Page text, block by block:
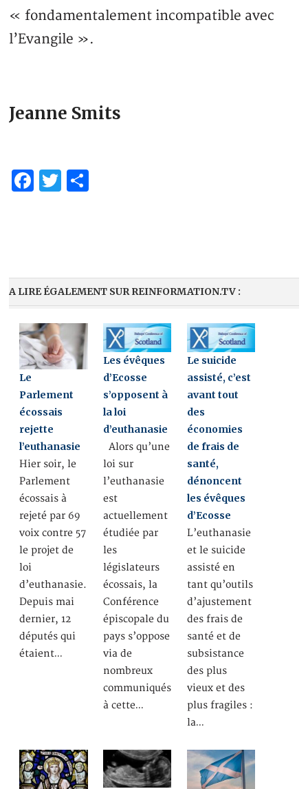
« fondamentalement incompatible avec
l’Evangile ».
Jeanne Smits
Facebook
Twitter
A LIRE ÉGALEMENT SUR REINFORMATION.TV :
Le
Parlement
écossais
rejette
l’euthanasie
Hier soir, le
Parlement
écossais à
rejeté par 69
voix contre 57
le projet de
loi
d’euthanasie.
Depuis mai
dernier, 12
députés qui
étaient…
Les évêques
d’Ecosse
s’opposent à
la loi
d’euthanasie
Alors qu’une
loi sur
l’euthanasie
est
actuellement
étudiée par
les
législateurs
écossais, la
Conférence
épiscopale du
pays s’oppose
via de
nombreux
communiqués
à cette…
Le suicide
assisté, c’est
avant tout
des
économies
de frais de
santé,
dénoncent
les évêques
d’Ecosse
L’euthanasie
et le suicide
assisté en
tant qu’outils
d’ajustement
des frais de
santé et de
subsistance
des plus
vieux et des
plus fragiles :
la…